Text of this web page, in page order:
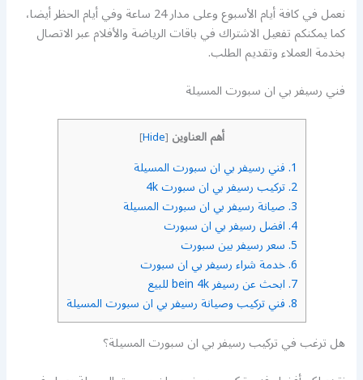
نعمل في كافة أيام الأسبوع وعلى مدار 24 ساعة وفي أيام الحظر أيضا،
كما يمكنكم تفعيل الاشتراك في باقات الرياضة والأفلام عبر الاتصال
بخدمة العملاء وتقديم الطلب.
فني رسيفر بي ان سبورت المسيلة
أهم العناوين [
Hide
]
1. فني رسيفر بي ان سبورت المسيلة
2. تركيب رسيفر بي ان سبورت 4k
3. صيانة رسيفر بي ان سبورت المسيلة
4. افضل رسيفر بي ان سبورت
5. سعر رسيفر بين سبورت
6. خدمة شراء رسيفر بي ان سبورت
7. ابحث عن رسيفر bein 4k للبيع
8. فني تركيب وصيانة رسيفر بي ان سبورت المسيلة
هل ترغب في تركيب رسيفر بي ان سبورت المسيلة؟